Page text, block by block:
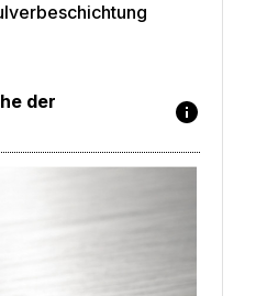
der